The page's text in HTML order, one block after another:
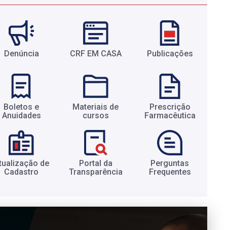
Denúncia CRF EM CASA Publicações
Boletos e
Anuidades​
Materiais de
cursos​
Prescrição
Farmacêutica​
de
Cadastro​
Portal da
Transparência​
Perguntas
Frequentes​